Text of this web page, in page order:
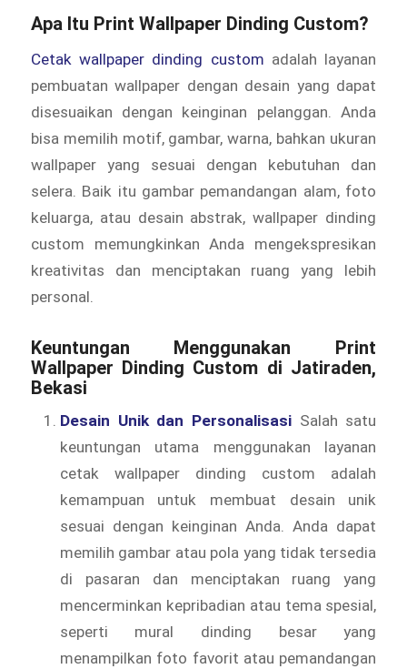
Apa Itu Print Wallpaper Dinding Custom?
Cetak wallpaper dinding custom adalah layanan
pembuatan wallpaper dengan desain yang dapat
disesuaikan dengan keinginan pelanggan. Anda
bisa memilih motif, gambar, warna, bahkan ukuran
wallpaper yang sesuai dengan kebutuhan dan
selera. Baik itu gambar pemandangan alam, foto
keluarga, atau desain abstrak, wallpaper dinding
custom memungkinkan Anda mengekspresikan
kreativitas dan menciptakan ruang yang lebih
personal.
Keuntungan Menggunakan Print
Wallpaper Dinding Custom di Jatiraden,
Bekasi
Desain Unik dan PersonalisasiSalah satu
keuntungan utama menggunakan layanan
cetak wallpaper dinding custom adalah
kemampuan untuk membuat desain unik
sesuai dengan keinginan Anda. Anda dapat
memilih gambar atau pola yang tidak tersedia
di pasaran dan menciptakan ruang yang
mencerminkan kepribadian atau tema spesial,
seperti mural dinding besar yang
menampilkan foto favorit atau pemandangan